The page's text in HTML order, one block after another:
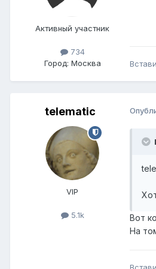
Активный участник
734
Город: Москва
telematic
VIP
5.1k Вот
На